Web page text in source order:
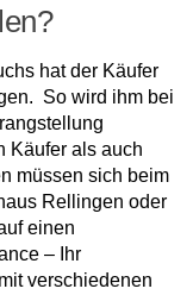
hat der Käufer
So wird ihm bei
Käufer als auch
müssen sich beim
Rellingen oder
einen
– Ihr
verschiedenen